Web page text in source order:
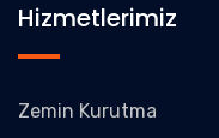
Hizmetlerimiz
Zemin Kurutma